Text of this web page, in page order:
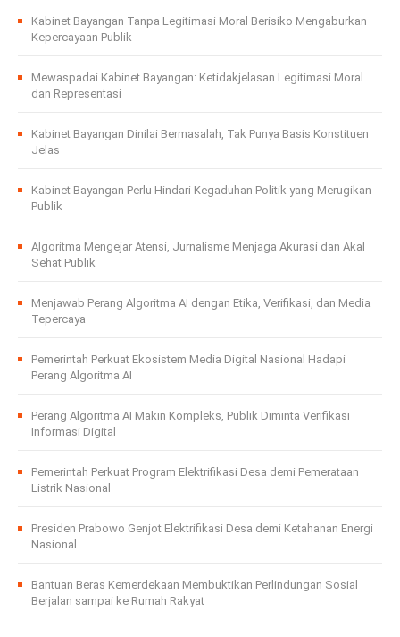
Kabinet Bayangan Tanpa Legitimasi Moral Berisiko Mengaburkan
Kepercayaan Publik
Mewaspadai Kabinet Bayangan: Ketidakjelasan Legitimasi Moral
dan Representasi
Kabinet Bayangan Dinilai Bermasalah, Tak Punya Basis Konstituen
Jelas
Kabinet Bayangan Perlu Hindari Kegaduhan Politik yang Merugikan
Publik
Algoritma Mengejar Atensi, Jurnalisme Menjaga Akurasi dan Akal
Sehat Publik
Menjawab Perang Algoritma AI dengan Etika, Verifikasi, dan Media
Tepercaya
Pemerintah Perkuat Ekosistem Media Digital Nasional Hadapi
Perang Algoritma AI
Perang Algoritma AI Makin Kompleks, Publik Diminta Verifikasi
Informasi Digital
Pemerintah Perkuat Program Elektrifikasi Desa demi Pemerataan
Listrik Nasional
Presiden Prabowo Genjot Elektrifikasi Desa demi Ketahanan Energi
Nasional
Bantuan Beras Kemerdekaan Membuktikan Perlindungan Sosial
Berjalan sampai ke Rumah Rakyat